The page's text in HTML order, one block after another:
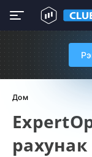
Дом
рахунак